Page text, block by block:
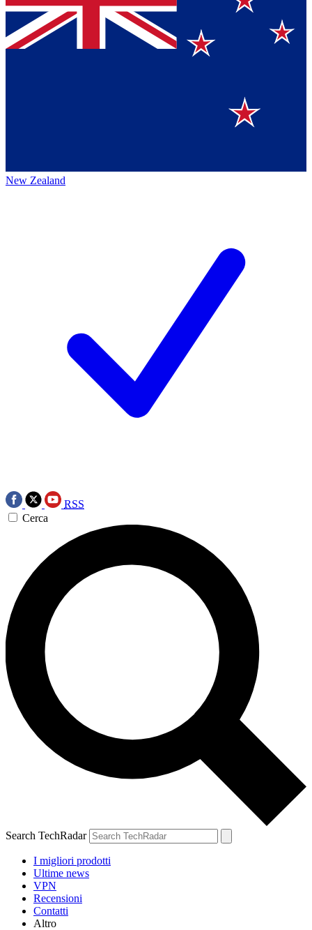
New Zealand
RSS
Cerca
Search TechRadar
I migliori prodotti
Ultime news
VPN
Recensioni
Contatti
Altro